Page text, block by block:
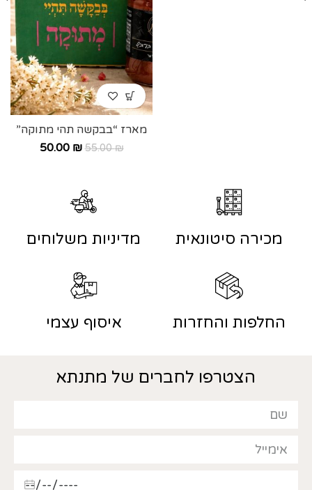
מארז “בבקשה תהי מתוקה”
55.00₪
50.00 ₪
מכירה סיטונאית מדיניות משלוחים
החלפות והחזרות איסוף עצמי
הצטרפו לחברים של מתנתא